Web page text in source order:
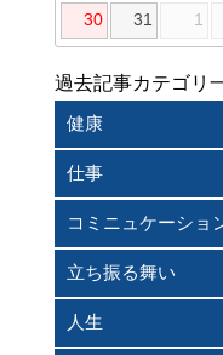
30 31 1
過去記事カテゴリ
健康
仕事
コミニュケーショ
立ち振る舞い
人生